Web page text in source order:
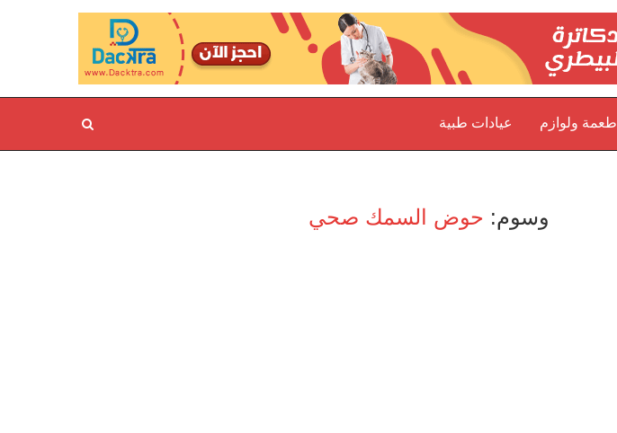
اطعمة ولوازم عيادات طبية
وسوم: حوض السمك صحي